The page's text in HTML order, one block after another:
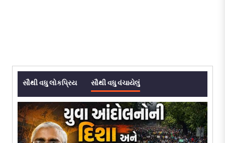
સૌથી વધુ લોકપ્રિય સૌથી વધુ વંચાયેલું